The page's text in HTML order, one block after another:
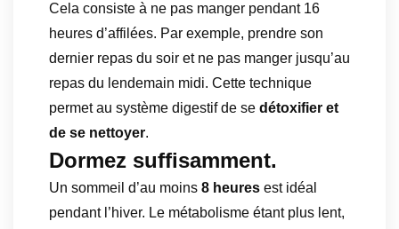
Cela consiste à ne pas manger pendant 16
heures d’affilées. Par exemple, prendre son
dernier repas du soir et ne pas manger jusqu’au
repas du lendemain midi. Cette technique
permet au système digestif de se détoxifier et
de se nettoyer.
Dormez suffisamment.
Un sommeil d’au moins 8 heures est idéal
pendant l’hiver. Le métabolisme étant plus lent,